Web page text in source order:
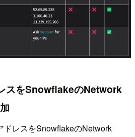
スをSnowflakeのNetwork
ドレスをSnowflakeのNetwork